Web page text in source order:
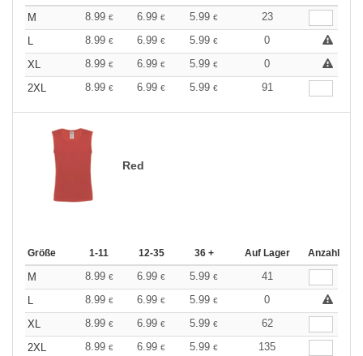
M 8.99 € 6.99 € 5.99 €
23
L
8.99 € 6.99 € 5.99 €
0
XL
8.99 € 6.99 € 5.99 €
0
2XL
8.99 € 6.99 € 5.99 € 91
Red
Größe 1-11 12-35 36 + Auf Lager Anzahl
M 8.99 € 6.99 € 5.99 €
41
L
8.99 € 6.99 € 5.99 €
0
XL
8.99 € 6.99 € 5.99 €
62
2XL
8.99 € 6.99 € 5.99 € 135